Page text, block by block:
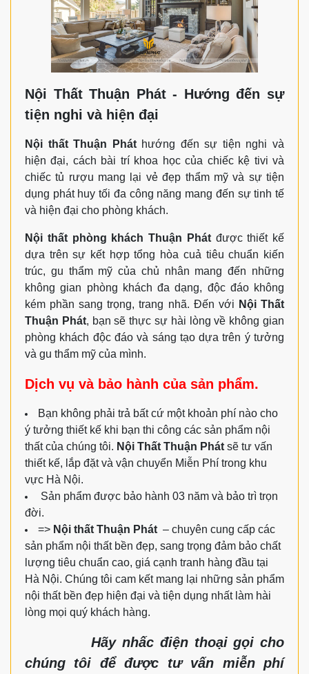
Nội Thất Thuận Phát - Hướng đến sự
tiện nghi và hiện đại
Nội thất Thuận Pháthướng đến sự tiện nghi và
hiện đại, cách bài trí khoa học của chiếc kệ tivi và
chiếc tủ rượu mang lại vẻ đẹp thẩm mỹ và sự tiện
dụng phát huy tối đa công năng mang đến sự tinh tế
và hiện đại cho phòng khách.
Nội thất phòng khách Thuận Phátđược thiết kế
dựa trên sự kết hợp tổng hòa cuả tiêu chuẩn kiến
trúc, gu thẩm mỹ của chủ nhân mang đến những
không gian phòng khách đa dạng, độc đáo không
kém phần sang trọng, trang nhã. Đến với Nội Thất
Thuận Phát, bạn sẽ thực sự hài lòng về không gian
phòng khách độc đáo và sáng tạo dựa trên ý tưởng
và gu thẩm mỹ của mình.
Dịch vụ và bảo hành của sản phẩm.
Bạn không phải trả bất cứ một khoản phí nào cho
ý tưởng thiết kế khi bạn thi công các sản phẩm nội
thất của chúng tôi. Nội Thất Thuận Phát sẽ tư vấn
thiết kế, lắp đặt và vận chuyển Miễn Phí trong khu
vực Hà Nội.
Sản phẩm được bảo hành 03 năm và bảo trì trọn
đời.
=> Nội thất Thuận Phát – chuyên cung cấp các
sản phẩm nội thất bền đẹp, sang trọng đảm bảo chất
lượng tiêu chuẩn cao, giá cạnh tranh hàng đầu tại
Hà Nội. Chúng tôi cam kết mang lại những sản phẩm
nội thất bền đẹp hiện đại và tiện dụng nhất làm hài
lòng mọi quý khách hàng.
Hãy nhấc điện thoại gọi cho
chúng tôi để được tư vấn miễn phí